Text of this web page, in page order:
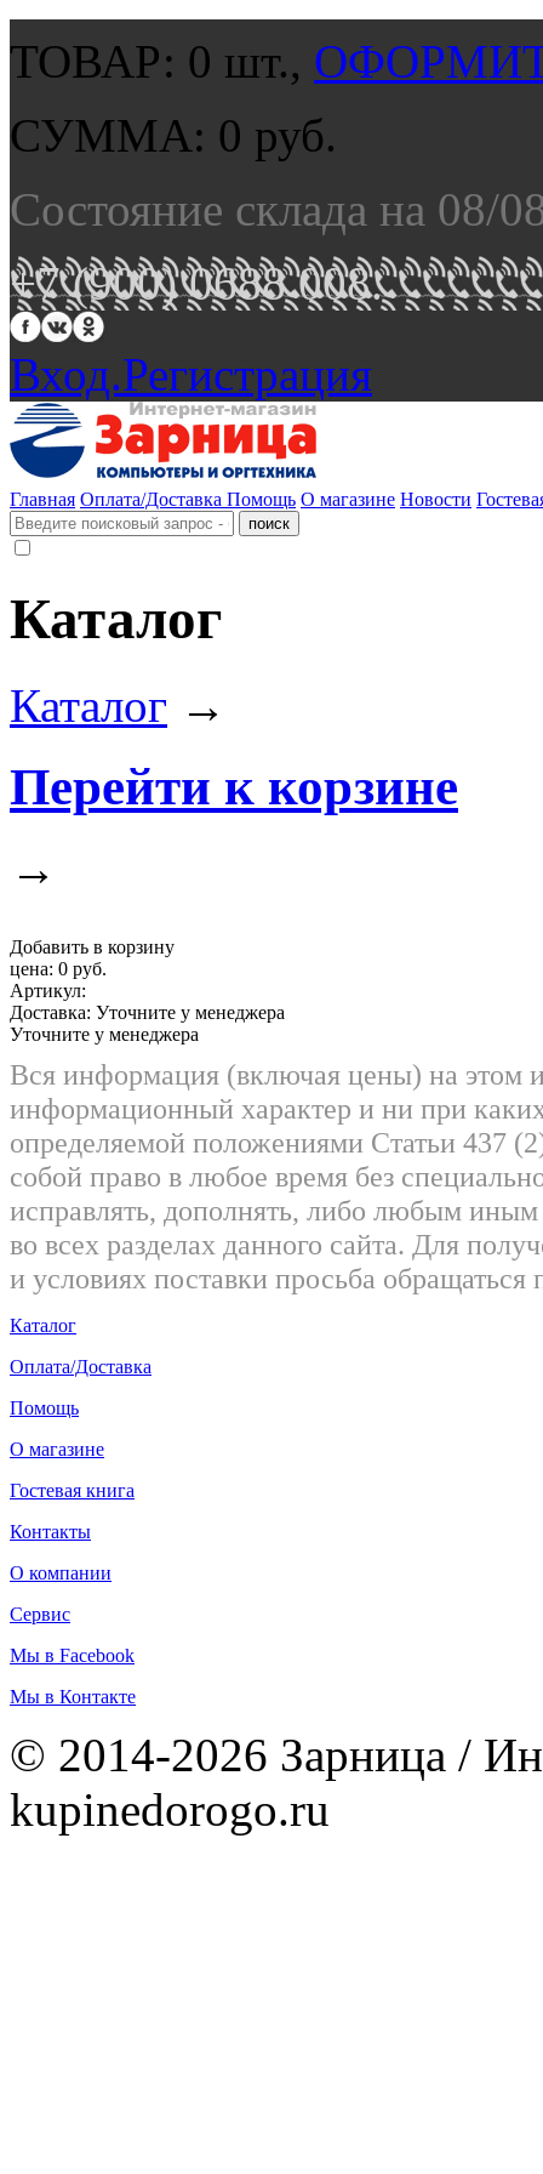
ТОВАР: 0 шт.,
СУММА: 0 руб.
Состояние склада на 08/
+7 (900) 0688 008.
Вход.Регистрация
Главная Оплата/Доставка Помощь О магазине Новости
Каталог
Каталог →
Перейти к корзине
→
Добавить в корзину
цена: 0 руб.
Артикул:
Доставка: Уточните у менеджера
Уточните у менеджера
Вся информация (включая цены) на этом
информационный характер и ни при
определяемой положениями Статьи 437
собой право в любое время без
исправлять, дополнять, либо любым
во всех разделах данного сайта. Для
и условиях поставки просьба
Каталог
Оплата/Доставка
Помощь
О магазине
Гостевая книга
Контакты
О компании
Сервис
Мы в Facebook
Мы в Контакте
© 2014-2026 Зарница /
kupinedorogo.ru